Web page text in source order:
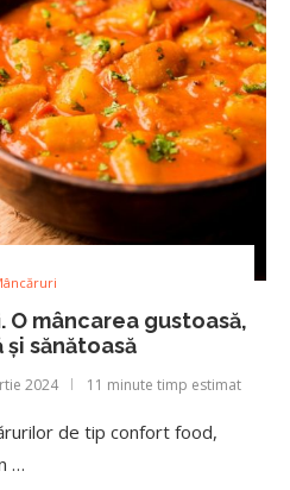
mâncarea gustoasă,
sănătoasă
2024 11 minute timp estimat
de tip confort food,
…